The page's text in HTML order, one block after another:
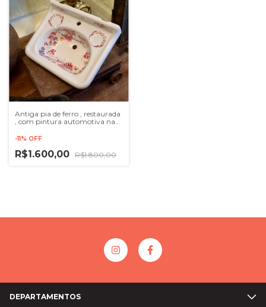
Antiga pia de ferro , restaurada
, com pintura automotiva na
50x45 cm
-11 % OFF
R$1.600,00 R$1.800,00
DEPARTAMENTOS